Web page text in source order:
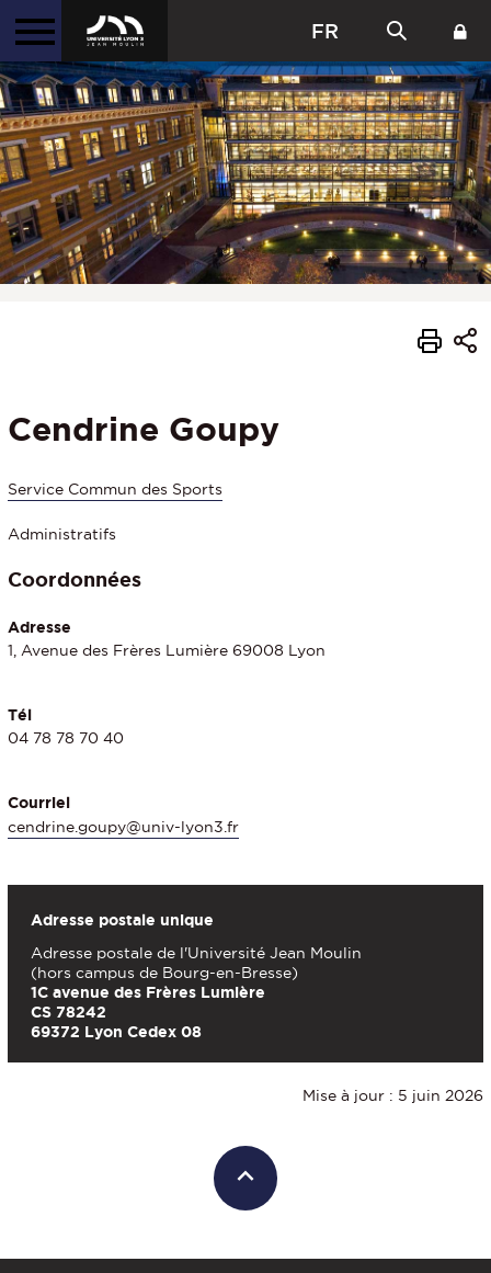
FR
Cendrine Goupy
Service Commun des Sports
Administratifs
Coordonnées
Adresse
1, Avenue des Frères Lumière 69008 Lyon
Tél
04 78 78 70 40
Courriel
cendrine.goupy@univ-lyon3.fr
Adresse postale unique
Adresse postale de l'Université Jean Moulin
(hors campus de Bourg-en-Bresse)
1C avenue des Frères Lumière
CS 78242
69372 Lyon Cedex 08
Mise à jour : 5 juin 2026